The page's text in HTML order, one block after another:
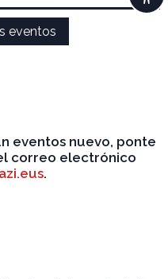
eventos
eventos nuevo, ponte
correo electrónico
.